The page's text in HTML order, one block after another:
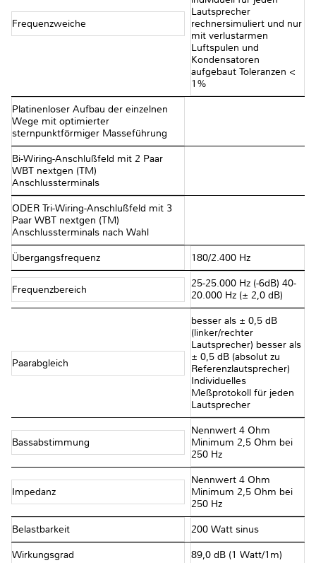
Frequenzweiche
Lautsprecher
rechnersimuliert und nur
mit verlustarmen
Luftspulen und
Kondensatoren
aufgebaut Toleranzen <
1%
Platinenloser Aufbau der einzelnen
Wege mit optimierter
sternpunktförmiger Masseführung
Bi-Wiring-Anschlußfeld mit 2 Paar
WBT nextgen (TM)
Anschlussterminals
ODER Tri-Wiring-Anschlußfeld mit 3
Paar WBT nextgen (TM)
Anschlussterminals nach Wahl
Übergangsfrequenz 180/2.400 Hz
Frequenzbereich
25-25.000 Hz (-6dB) 40-
20.000 Hz (± 2,0 dB)
Paarabgleich
besser als ± 0,5 dB
(linker/rechter
Lautsprecher) besser als
± 0,5 dB (absolut zu
Referenzlautsprecher)
Individuelles
Meßprotokoll für jeden
Lautsprecher
Bassabstimmung
Nennwert 4 Ohm
Minimum 2,5 Ohm bei
250 Hz
Impedanz
Nennwert 4 Ohm
Minimum 2,5 Ohm bei
250 Hz
Belastbarkeit 200 Watt sinus
Wirkungsgrad 89,0 dB (1 Watt/1m)